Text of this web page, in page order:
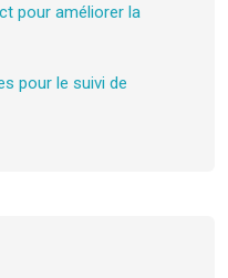
pour améliorer la
pour le suivi de